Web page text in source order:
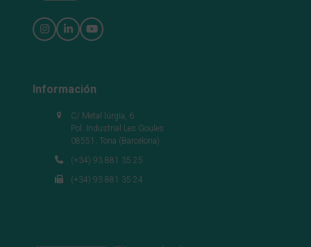
Instagram
LinkedInYouTube
Información
C/ Metal·lúrgia, 6
Pol. Industrial Les Goules
08551, Tona (Barcelona)
(+34) 93 881 35 25
(+34) 93 881 35 24